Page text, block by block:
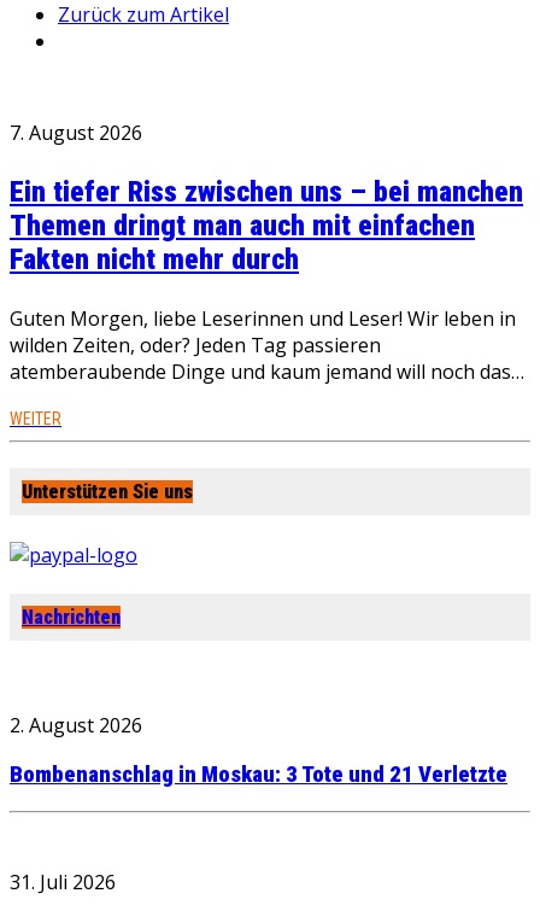
Zurück zum Artikel
7. August 2026
Ein tiefer Riss zwischen uns – bei manchen
Themen dringt man auch mit einfachen
Fakten nicht mehr durch
Guten Morgen, liebe Leserinnen und Leser! Wir leben in
wilden Zeiten, oder? Jeden Tag passieren
atemberaubende Dinge und kaum jemand will noch das…
WEITER
Unterstützen Sie uns
Nachrichten
2. August 2026
Bombenanschlag in Moskau: 3 Tote und 21 Verletzte
31. Juli 2026